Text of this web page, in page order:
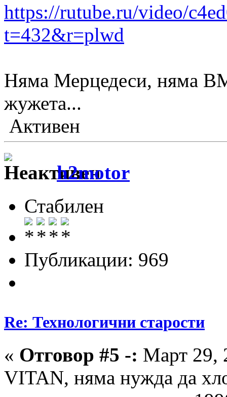
https://rutube.ru/video/
t=432&r=plwd
Няма Мерцедеси, няма
жужета...
Активен
h2motor
Стабилен
Публикации: 969
Re: Технологични старости
« Отговор #5 -: Март 29,
VITAN, няма нужда да